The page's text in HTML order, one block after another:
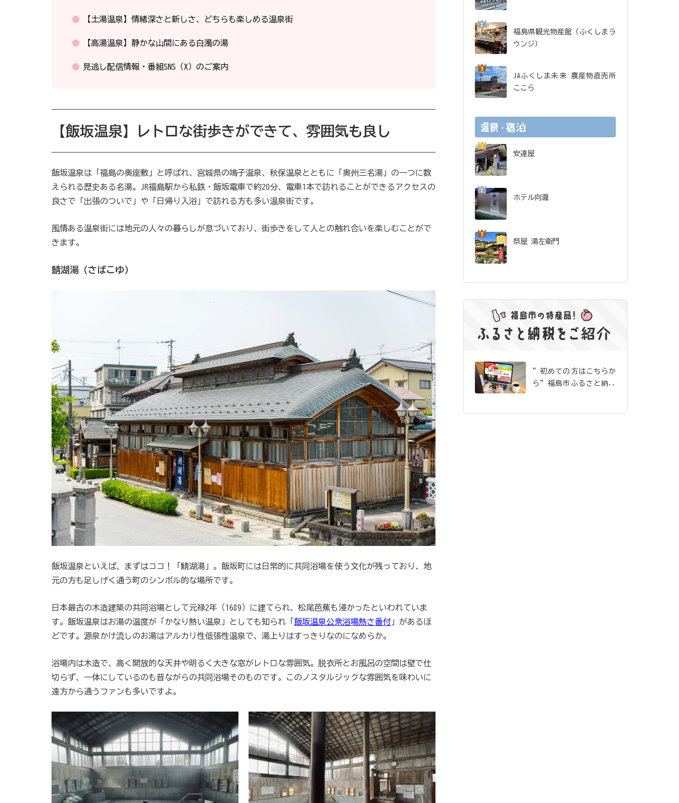
【土湯温泉】情緒深さと新しさ、どちらも楽しめる温泉街
【高湯温泉】静かな山間にある白濁の湯
見逃し配信情報・番組SNS（X）のご案内
【飯坂温泉】レトロな街歩きができて、雰囲気も良し
飯坂温泉は「福島の奥座敷」と呼ばれ、宮城県の鳴子温泉、秋保温泉とともに「奥州三名湯」の一つに数
えられる歴史ある名湯。JR福島駅から私鉄・飯坂電車で約20分、電車1本で訪れることができるアクセスの
良さで「出張のついで」や「日帰り入浴」で訪れる方も多い温泉街です。
風情ある温泉街には地元の人々の暮らしが息づいており、街歩きをして人との触れ合いを楽しむことがで
きます。
鯖湖湯（さばこゆ）
飯坂温泉といえば、まずはココ！「鯖湖湯」。飯坂町には日常的に共同浴場を使う文化が残っており、地
元の方も足しげく通う町のシンボル的な場所です。
日本最古の木造建築の共同浴場として元禄2年（1689）に建てられ、松尾芭蕉も浸かったといわれていま
す。飯坂温泉はお湯の温度が「かなり熱い温泉」としても知られ「 飯坂温泉公衆浴場熱さ番付 」があるほ
どです。源泉かけ流しのお湯はアルカリ性低張性温泉で、湯上りはすっきりなのになめらか。
浴場内は木造で、高く開放的な天井や明るく大きな窓がレトロな雰囲気。脱衣所とお風呂の空間は壁で仕
切らず、一体にしているのも昔ながらの共同浴場そのものです。このノスタルジックな雰囲気を味わいに
遠方から通うファンも多いですよ。
福島県観光物産館（ふくしまラ
ウンジ）
JAふくしま未来 農産物直売所
ここら
安達屋
ホテル向瀧
祭屋 湯左衛門
”初めての方はこちらか
ら”福島市ふるさと納税